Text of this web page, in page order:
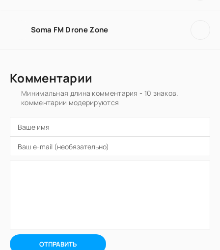
Soma FM Drone Zone
Комментарии
Минимальная длина комментария - 10 знаков.
комментарии модерируются
ОТПРАВИТЬ